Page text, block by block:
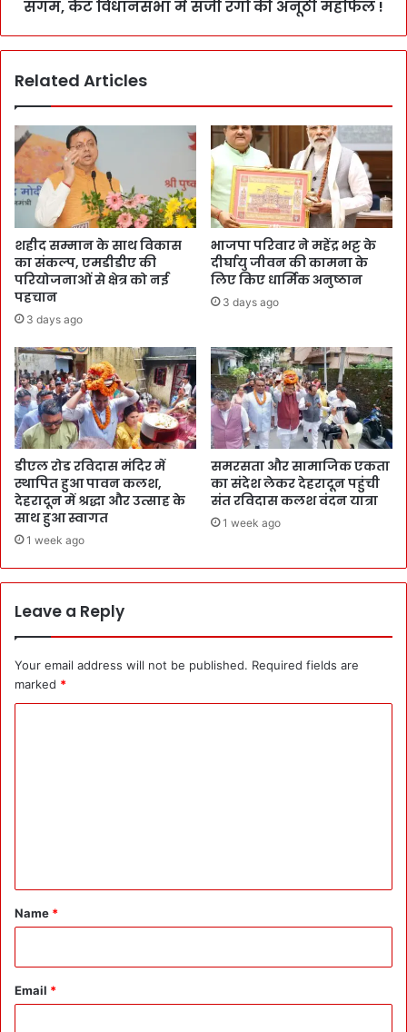
संगम, कैंट विधानसभा में सजी रंगों की अनूठी महफिल !
Related Articles
शहीद सम्मान के साथ विकास
का संकल्प, एमडीडीए की
परियोजनाओं से क्षेत्र को नई
पहचान
3 days ago
भाजपा परिवार ने महेंद्र भट्ट के
दीर्घायु जीवन की कामना के
लिए किए धार्मिक अनुष्ठान
3 days ago
डीएल रोड रविदास मंदिर में
स्थापित हुआ पावन कलश,
देहरादून में श्रद्धा और उत्साह के
साथ हुआ स्वागत
1 week ago
समरसता और सामाजिक एकता
का संदेश लेकर देहरादून पहुंची
संत रविदास कलश वंदन यात्रा
1 week ago
Leave a Reply
Your email address will not be published. Required fields are
marked *
*
Name *
Email *